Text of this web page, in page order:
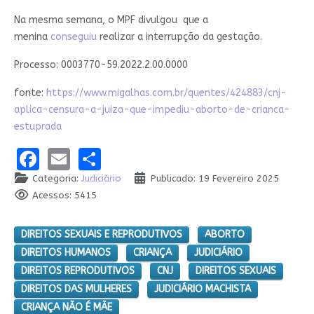
Na mesma semana, o MPF divulgou que a
menina conseguiurealizar a interrupção da gestação.
Processo: 0003770-59.2022.2.00.0000
fonte: https://www.migalhas.com.br/quentes/424883/cnj-
aplica-censura-a-juiza-que-impediu-aborto-de-crianca-
estuprada
Facebook
EmailShare
Categoria: Judiciário
Publicado: 19 Fevereiro 2025
Acessos: 5415
DIREITOS SEXUAIS E REPRODUTIVOS
ABORTO
DIREITOS HUMANOS
CRIANÇA
JUDICIÁRIO
DIREITOS REPRODUTIVOS
CNJ
DIREITOS SEXUAIS
DIREITOS DAS MULHERES
JUDICIÁRIO MACHISTA
CRIANÇA NÃO É MÃE